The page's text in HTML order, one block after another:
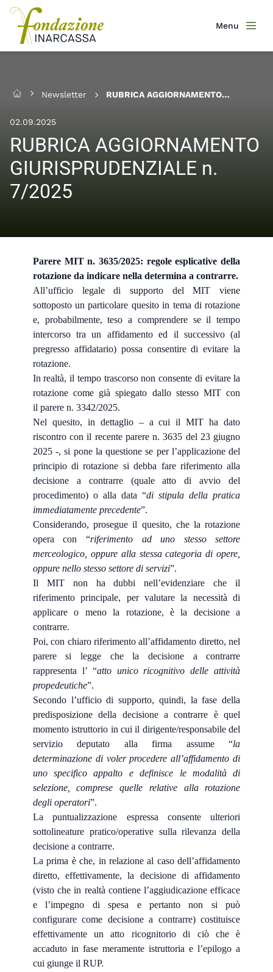
Salta
contenuto
principale
Menu
Home Newsletter
RUBRICA AGGIORNAMENTO
02.09.2025
RUBRICA AGGIORNAMENTO
GIURISPRUDENZIALE n.
7/2025
Parere MIT n. 3635/2025: regole esplicative della
rotazione da indicare nella determina a contrarre.
All’ufficio legale di supporto del MIT viene
sottoposto un particolare quesito in tema di rotazione
e, probabilmente, teso a comprendere se il tempo
intercorso tra un affidamento ed il successivo (al
pregresso affidatario) possa consentire di evitare la
rotazione.
In realtà, il tempo trascorso non consente di evitare la
rotazione come già spiegato dallo stesso MIT con
il parere n. 3342/2025.
Nel quesito, in dettaglio – a cui il MIT ha dato
riscontro con il recente parere n. 3635 del 23 giugno
2025 -, si pone la questione se per l’applicazione del
principio di rotazione si debba fare riferimento alla
decisione a contrarre (quale atto di avvio del
procedimento) o alla data “di stipula della pratica
immediatamente precedente”.
Considerando, prosegue il quesito, che la rotazione
opera con “riferimento ad uno stesso settore
merceologico, oppure alla stessa categoria di opere,
oppure nello stesso settore di servizi”.
Il MIT non ha dubbi nell’evidenziare che il
riferimento principale, per valutare la necessità di
applicare o meno la rotazione, è la decisione a
contrarre.
Poi, con chiaro riferimento all’affidamento diretto, nel
parere si legge che la decisione a contrarre
rappresenta l’ “atto unico ricognitivo delle attività
propedeutiche”.
Secondo l’ufficio di supporto, quindi, la fase della
predisposizione della decisione a contrarre è quel
momento istruttorio in cui il dirigente/responsabile del
servizio deputato alla firma assume “la
determinazione di voler procedere all’affidamento di
uno specifico appalto e definisce le modalità di
selezione, comprese quelle relative alla rotazione
degli operatori”.
La puntualizzazione espressa consente ulteriori
sottolineature pratico/operative sulla rilevanza della
decisione a contrarre.
La prima è che, in relazione al caso dell’affidamento
diretto, effettivamente, la decisione di affidamento
(visto che in realtà contiene l’aggiudicazione efficace
e l’impegno di spesa e pertanto non si può
configurare come decisione a contrarre) costituisce
effettivamente un atto ricognitorio di ciò che è
accaduto in fase meramente istruttoria e l’epilogo a
cui giunge il RUP.